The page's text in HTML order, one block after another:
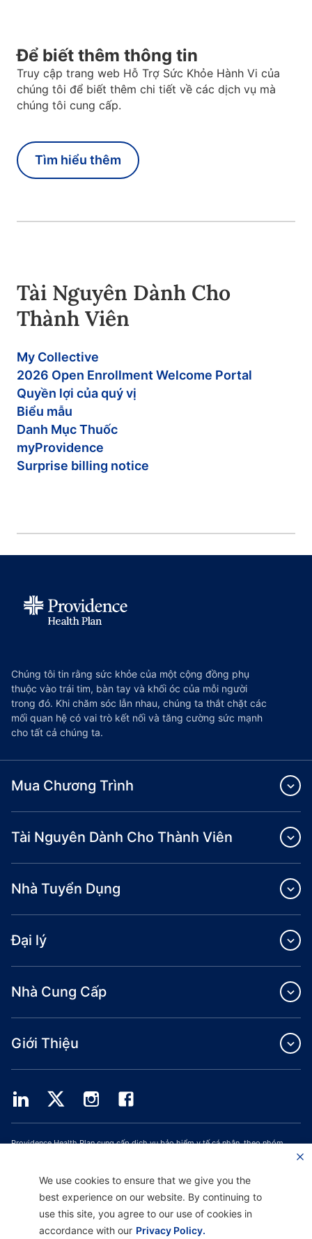
Để biết thêm thông tin
Truy cập trang web Hỗ Trợ Sức Khỏe Hành Vi của
chúng tôi để biết thêm chi tiết về các dịch vụ mà
chúng tôi cung cấp.
Tìm hiểu thêm
Tài Nguyên Dành Cho
Thành Viên
My Collective
2026 Open Enrollment Welcome Portal
Quyền lợi của quý vị
Biểu mẫu
Danh Mục Thuốc
myProvidence
Surprise billing notice
Chúng tôi tin rằng sức khỏe của một cộng đồng phụ
thuộc vào trái tim, bàn tay và khối óc của mỗi người
trong đó. Khi chăm sóc lẫn nhau, chúng ta thắt chặt các
mối quan hệ có vai trò kết nối và tăng cường sức mạnh
cho tất cả chúng ta.
Mua Chương Trình
Tài Nguyên Dành Cho Thành Viên
Nhà Tuyển Dụng
Đại lý
Nhà Cung Cấp
Giới Thiệu
Providence Health Plan cung cấp dịch vụ bảo hiểm y tế cá nhân, theo nhóm
với Medicare và Bảo Hiểm Y Tế Oregon. Việc đăng ký Providence Health
We use cookies to ensure that we give you the
best experience on our website. By continuing to
use this site, you agree to our use of cookies in
accordance with our Privacy Policy.